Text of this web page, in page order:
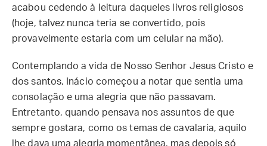
acabou cedendo à leitura daqueles livros religiosos
(hoje, talvez nunca teria se convertido, pois
provavelmente estaria com um celular na mão).
Contemplando a vida de Nosso Senhor Jesus Cristo e
dos santos, Inácio começou a notar que sentia uma
consolação e uma alegria que não passavam.
Entretanto, quando pensava nos assuntos de que
sempre gostara, como os temas de cavalaria, aquilo
lhe dava uma alegria momentânea, mas depois só